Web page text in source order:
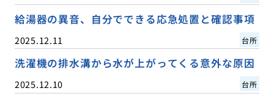
給湯器の異音、自分でできる応急処置と確認事項
2025.12.11 台所
洗濯機の排水溝から水が上がってくる意外な原因
2025.12.10 台所